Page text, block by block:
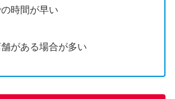
時間が早い
がある場合が多い